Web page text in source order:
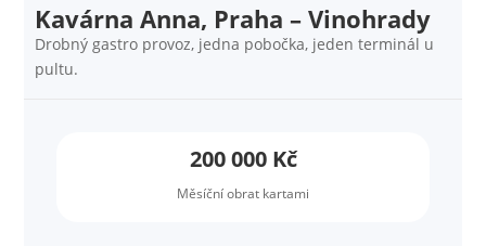
Kavárna Anna, Praha – Vinohrady
Drobný gastro provoz, jedna pobočka, jeden terminál u
pultu.
200 000 Kč
Měsíční obrat kartami